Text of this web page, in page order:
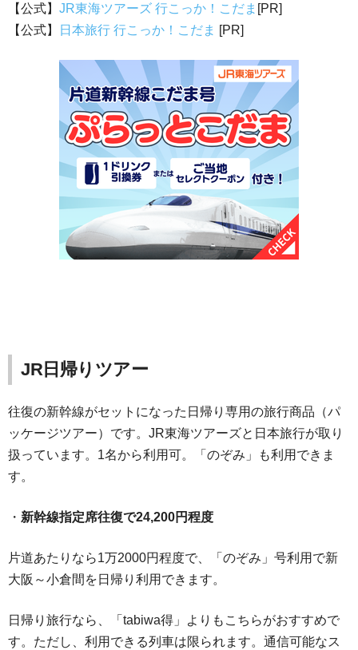
【公式】 JR東海ツアーズ 行こっか！こだま [PR]
【公式】
日本旅行 行こっか！こだま [PR]
JR日帰りツアー
往復の新幹線がセットになった日帰り専用の旅行商品（パ
ッケージツアー）です。JR東海ツアーズと日本旅行が取り
扱っています。1名から利用可。「のぞみ」も利用できま
す。
・ 新幹線指定席往復で24,200円程度
片道あたりなら1万2000円程度で、「のぞみ」号利用で新
大阪～小倉間を日帰り利用できます。
日帰り旅行なら、「tabiwa得」よりもこちらがおすすめで
す。ただし、利用できる列車は限られます。通信可能なス